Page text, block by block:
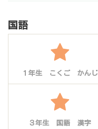
国語
１年生 こくご かんじ
３年生 国語 漢字